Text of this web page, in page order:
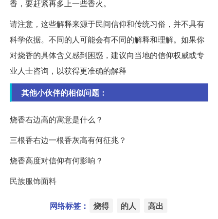
香，要赶紧再多上一些香火。
请注意，这些解释来源于民间信仰和传统习俗，并不具有
科学依据。不同的人可能会有不同的解释和理解。如果你
对烧香的具体含义感到困惑，建议向当地的信仰权威或专
业人士咨询，以获得更准确的解释
其他小伙伴的相似问题：
烧香右边高的寓意是什么？
三根香右边一根香灰高有何征兆？
烧香高度对信仰有何影响？
民族服饰面料
网络标签： 烧得 的人 高出